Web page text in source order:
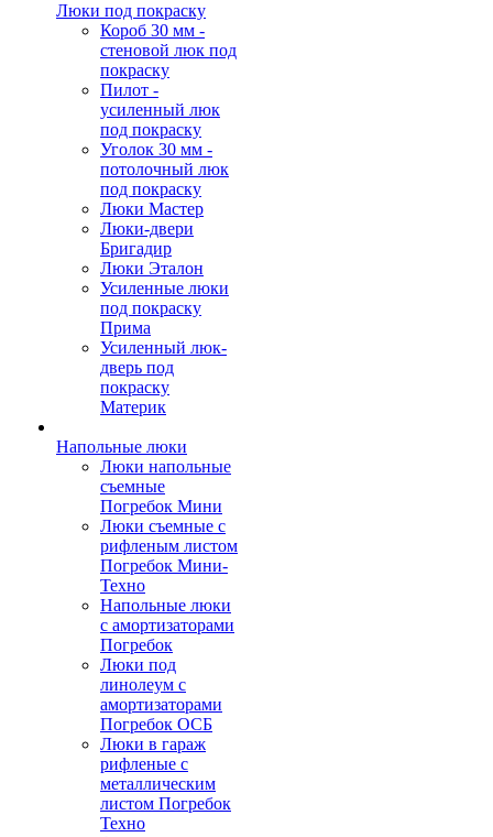
Люки под покраску
Короб 30 мм -
стеновой люк под
покраску
Пилот -
усиленный люк
под покраску
Уголок 30 мм -
потолочный люк
под покраску
Люки Мастер
Люки-двери
Бригадир
Люки Эталон
Усиленные люки
под покраску
Прима
Усиленный люк-
дверь под
покраску
Материк
Напольные люки
Люки напольные
съемные
Погребок Мини
Люки съемные с
рифленым листом
Погребок Мини-
Техно
Напольные люки
с амортизаторами
Погребок
Люки под
линолеум с
амортизаторами
Погребок ОСБ
Люки в гараж
рифленые с
металлическим
листом Погребок
Техно